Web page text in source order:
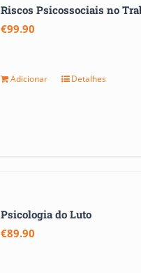
Riscos Psicossociais no
€99.90
Adicionar Detalhes
Psicologia do Luto
€89.90
sobre temas de